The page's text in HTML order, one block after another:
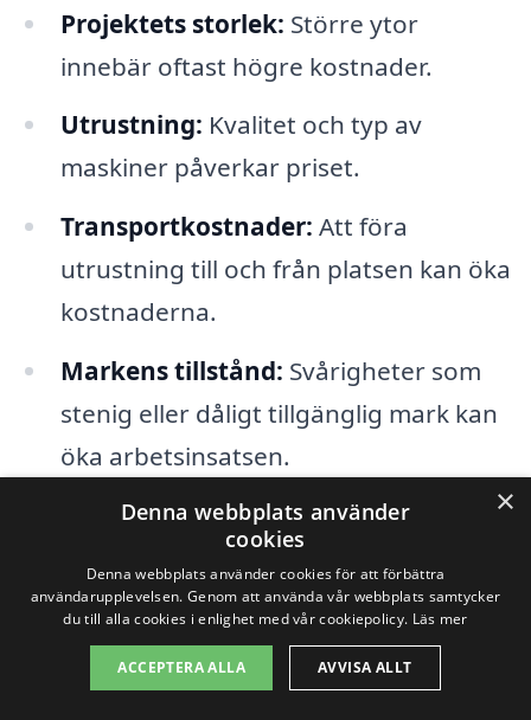
Projektets storlek: Större ytor
innebär oftast högre kostnader.
Utrustning: Kvalitet och typ av
maskiner påverkar priset.
Transportkostnader: Att föra
utrustning till och från platsen kan öka
kostnaderna.
Markens tillstånd: Svårigheter som
stenig eller dåligt tillgänglig mark kan
öka arbetsinsatsen.
När du söker efter ett företag för
markarbete i Skepplandaär det
rekommenderat att begära offerter från
flera olika leverantörer. Genom att
×
Denna webbplats använder
cookies
Denna webbplats använder cookies för att förbättra
användarupplevelsen. Genom att använda vår webbplats samtycker
du till alla cookies i enlighet med vår cookiepolicy. Läs mer
ACCEPTERA ALLA AVVISA ALLT